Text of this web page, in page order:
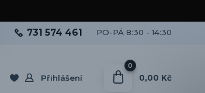
Přihlášení
731 574 461 PO-PÁ 8:30 - 14:30
0
0,00 Kč